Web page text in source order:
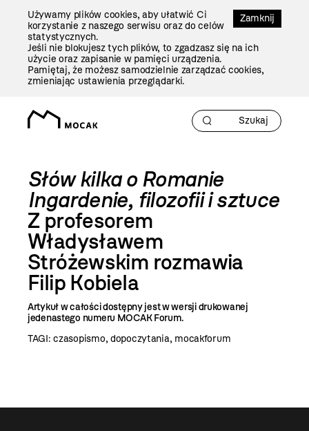
Zamknij
Używamy plików cookies, aby ułatwić Ci
korzystanie z naszego serwisu oraz do celów
statystycznych.
Jeśli nie blokujesz tych plików, to zgadzasz się na ich
użycie oraz zapisanie w pamięci urządzenia.
Pamiętaj, że możesz samodzielnie zarządzać cookies,
zmieniając ustawienia przeglądarki.
Słów kilka o Romanie
Ingardenie, filozofii i sztuce
Z profesorem
Władysławem
Stróżewskim rozmawia
Filip Kobiela
Artykuł w całości dostępny jest w wersji drukowanej
jedenastego numeru MOCAK Forum.
TAGI:czasopismo, dopoczytania, mocakforum